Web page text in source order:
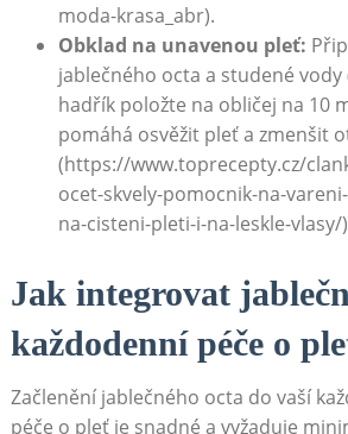
moda-krasa_abr).
Obklad na unavenou pleť:
jablečného octa a studené vody
hadřík položte na obličej na 10
pomáhá osvěžit pleť a zmenšit
(https://www.toprecepty.cz/
ocet-skvely-pomocnik-na-
na-cisteni-pleti-i-na-leskle-vlasy/
Jak integrovat
každodenní péče o
Začlenění jablečného octa do vaší
péče o pleť je snadné a vyžaduje